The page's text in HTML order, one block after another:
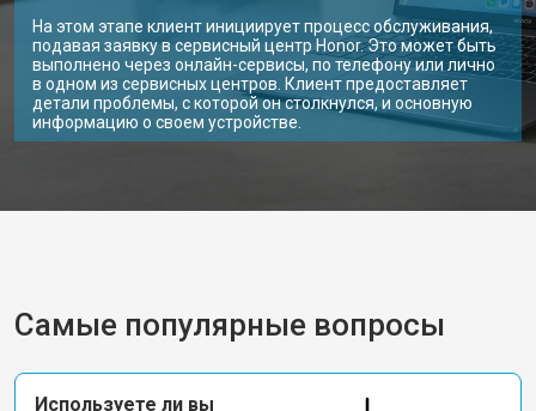
На этом этапе клиент инициирует процесс обслуживания,
подавая заявку в сервисный центр Honor. Это может быть
выполнено через онлайн-сервисы, по телефону или лично
в одном из сервисных центров. Клиент предоставляет
детали проблемы, с которой он столкнулся, и основную
информацию о своем устройстве.
Самые популярные вопросы
Используете ли вы